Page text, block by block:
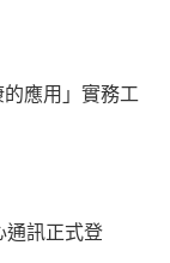
的應用」實務工
通訊正式登